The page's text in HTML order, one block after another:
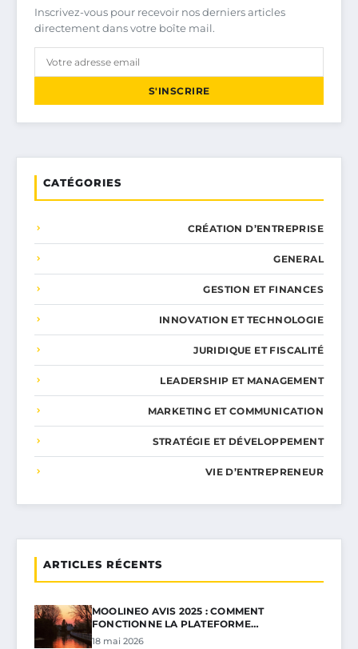
Inscrivez-vous pour recevoir nos derniers articles
directement dans votre boîte mail.
S'INSCRIRE
CATÉGORIES
CRÉATION D’ENTREPRISE
GENERAL
GESTION ET FINANCES
INNOVATION ET TECHNOLOGIE
JURIDIQUE ET FISCALITÉ
LEADERSHIP ET MANAGEMENT
MARKETING ET COMMUNICATION
STRATÉGIE ET DÉVELOPPEMENT
VIE D’ENTREPRENEUR
ARTICLES RÉCENTS
MOOLINEO AVIS 2025 : COMMENT
FONCTIONNE LA PLATEFORME…
18 mai 2026